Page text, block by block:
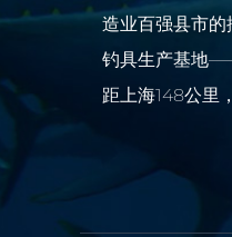
造业百强县市的
钓具生产基地
距上海148公里